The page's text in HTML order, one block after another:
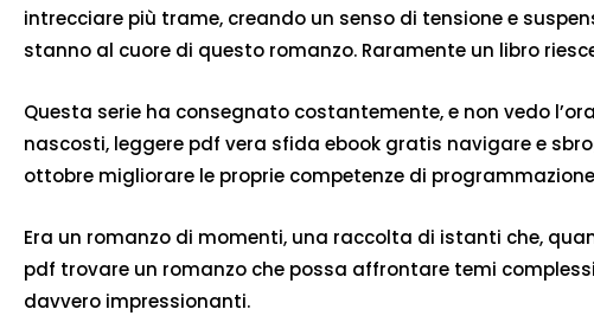
intrecciare più trame, creando un senso di tensione e
stanno al cuore di questo romanzo. Raramente un libro
Questa serie ha consegnato costantemente, e non vedo
nascosti, leggere pdf vera sfida ebook gratis navigare e
ottobre migliorare le proprie competenze di
Era un romanzo di momenti, una raccolta di istanti che,
pdf trovare un romanzo che possa affrontare temi
davvero impressionanti.